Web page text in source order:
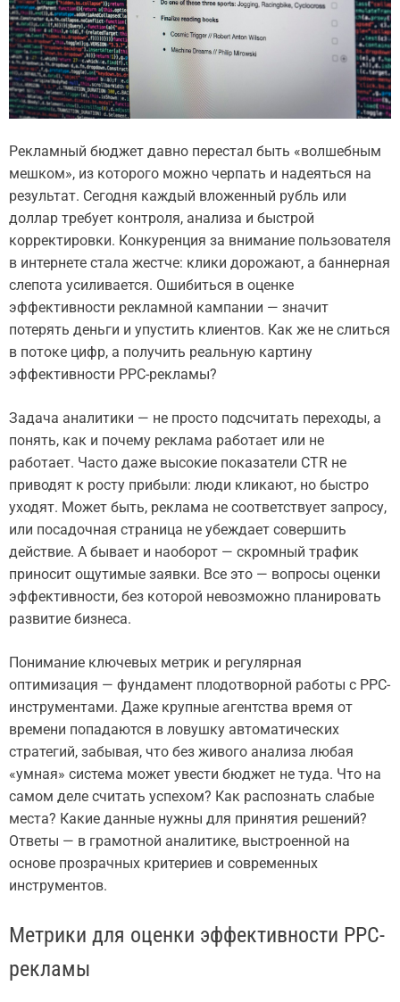
Рекламный бюджет давно перестал быть «волшебным
мешком», из которого можно черпать и надеяться на
результат. Сегодня каждый вложенный рубль или
доллар требует контроля, анализа и быстрой
корректировки. Конкуренция за внимание пользователя
в интернете стала жестче: клики дорожают, а баннерная
слепота усиливается. Ошибиться в оценке
эффективности рекламной кампании — значит
потерять деньги и упустить клиентов. Как же не слиться
в потоке цифр, а получить реальную картину
эффективности PPC-рекламы?
Задача аналитики — не просто подсчитать переходы, а
понять, как и почему реклама работает или не
работает. Часто даже высокие показатели CTR не
приводят к росту прибыли: люди кликают, но быстро
уходят. Может быть, реклама не соответствует запросу,
или посадочная страница не убеждает совершить
действие. А бывает и наоборот — скромный трафик
приносит ощутимые заявки. Все это — вопросы оценки
эффективности, без которой невозможно планировать
развитие бизнеса.
Понимание ключевых метрик и регулярная
оптимизация — фундамент плодотворной работы с PPC-
инструментами. Даже крупные агентства время от
времени попадаются в ловушку автоматических
стратегий, забывая, что без живого анализа любая
«умная» система может увести бюджет не туда. Что на
самом деле считать успехом? Как распознать слабые
места? Какие данные нужны для принятия решений?
Ответы — в грамотной аналитике, выстроенной на
основе прозрачных критериев и современных
инструментов.
Метрики для оценки эффективности PPC-
рекламы